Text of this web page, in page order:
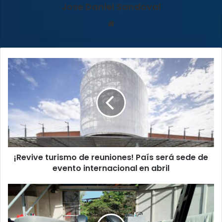
Jose Daniel Sandoval
¡Revive
turismo
de
País
será
sede
de
evento
internacional
¡Revive turismo de reuniones! País será sede de
evento internacional en abril
Proyecto
para
donar
bienes